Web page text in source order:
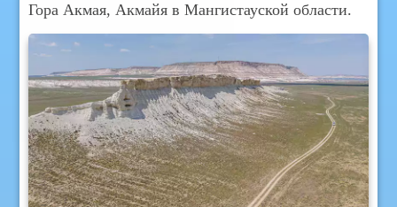
Гора Акмая, Акмайя в Мангистауской области.